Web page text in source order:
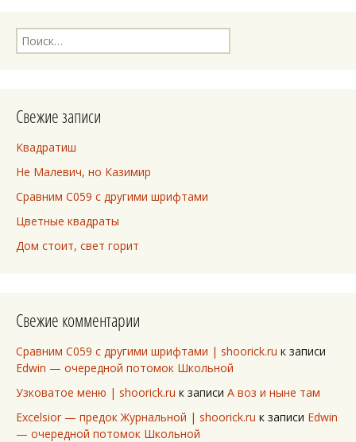
Найти:
Свежие записи
Квадратиш
Не Малевич, но Казимир
Сравним C059 с другими шрифтами
Цветные квадраты
Дом стоит, свет горит
Свежие комментарии
Сравним C059 с другими шрифтами | shoorick.ru к записи
Edwin — очередной потомок Школьной
Узковатое меню | shoorick.ru к записи А воз и ныне там
Excelsior — предок Журнальной | shoorick.ru к записи Edwin
— очередной потомок Школьной